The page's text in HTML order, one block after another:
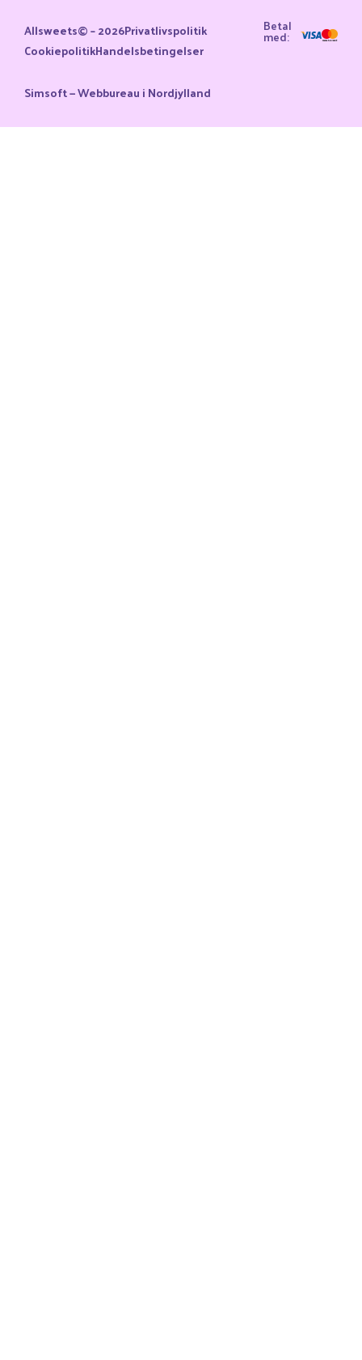
Allsweets© – 2026Privatlivspolitik
CookiepolitikHandelsbetingelser
Betal
med:
Simsoft — Webbureau i Nordjylland